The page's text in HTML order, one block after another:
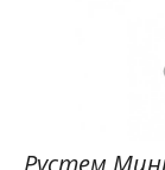
Рустем